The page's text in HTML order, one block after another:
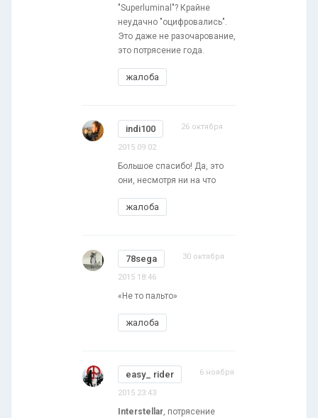
"Superluminal"? Крайне
неудачно "оцифровались".
Это даже не разочарование,
это потрясение года.
жалоба
indi100 26 октября
2015 09:02
Большое спасибо! Да, это
они, несмотря ни на что
жалоба
78sega 30 октября
2015 18:46
«Не то пальто»
жалоба
easy_ rider 6 ноября
2015 23:43
Interstellar, потрясение